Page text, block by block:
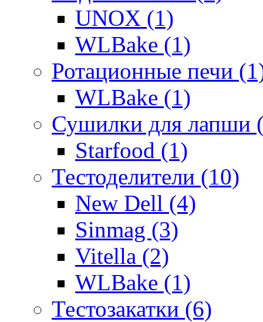
UNOX (1)
WLBake (1)
Ротационные печи
WLBake (1)
Сушилки для лапши
Starfood (1)
Тестоделители (10)
New Dell (4)
Sinmag (3)
Vitella (2)
WLBake (1)
Тестозакатки (6)